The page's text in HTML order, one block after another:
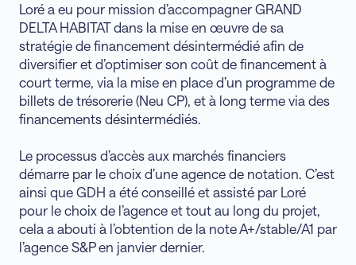
Loré a eu pour mission d’accompagner GRAND
DELTA HABITAT dans la mise en œuvre de sa
stratégie de financement désintermédié afin de
diversifier et d’optimiser son coût de financement à
court terme, via la mise en place d’un programme de
billets de trésorerie (Neu CP), et à long terme via des
financements désintermédiés.
Le processus d’accès aux marchés financiers
démarre par le choix d’une agence de notation. C’est
ainsi que GDH a été conseillé et assisté par Loré
pour le choix de l’agence et tout au long du projet,
cela a abouti à l’obtention de la note A+/stable/A1 par
l’agence S&P en janvier dernier.